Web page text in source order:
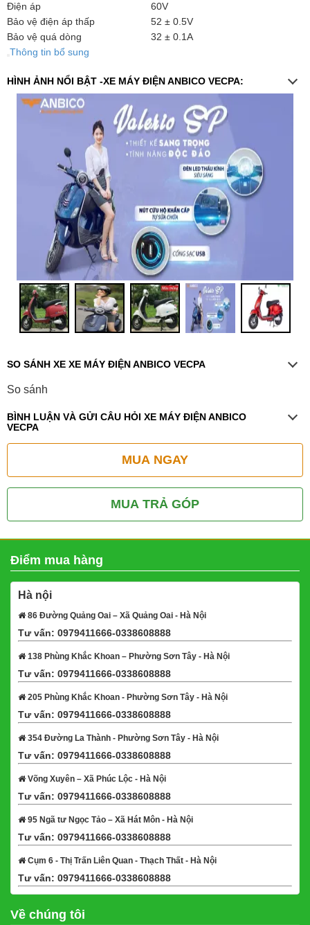
Điện áp
60V
Bảo vệ điện áp thấp
52 ± 0.5V
Bảo vệ quá dòng
32 ± 0.1A
Thông tin bổ sung
HÌNH ẢNH NỔI BẬT -XE MÁY ĐIỆN ANBICO VECPA:
SO SÁNH XE XE MÁY ĐIỆN ANBICO VECPA
So sánh
BÌNH LUẬN VÀ GỬI CÂU HỎI XE MÁY ĐIỆN ANBICO
VECPA
MUA NGAY
MUA TRẢ GÓP
Điểm mua hàng
Hà nội
86 Đường Quảng Oai – Xã Quảng Oai - Hà Nội
Tư vấn: 0979411666-0338608888
138 Phùng Khắc Khoan – Phường Sơn Tây - Hà Nội
Tư vấn: 0979411666-0338608888
205 Phùng Khắc Khoan - Phường Sơn Tây - Hà Nội
Tư vấn: 0979411666-0338608888
354 Đường La Thành - Phường Sơn Tây - Hà Nội
Tư vấn: 0979411666-0338608888
Võng Xuyên – Xã Phúc Lộc - Hà Nội
Tư vấn: 0979411666-0338608888
95 Ngã tư Ngọc Tảo – Xã Hát Môn - Hà Nội
Tư vấn: 0979411666-0338608888
Cụm 6 - Thị Trấn Liên Quan - Thạch Thất - Hà Nội
Tư vấn: 0979411666-0338608888
Về chúng tôi